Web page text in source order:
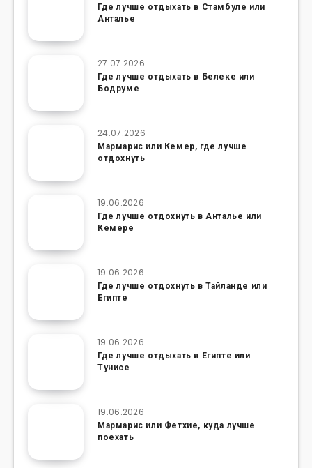
Где лучше отдыхать в Стамбуле или
Анталье
27.07.2026
Где лучше отдыхать в Белеке или
Бодруме
24.07.2026
Мармарис или Кемер, где лучше
отдохнуть
19.06.2026
Где лучше отдохнуть в Анталье или
Кемере
19.06.2026
Где лучше отдохнуть в Тайланде или
Египте
19.06.2026
Где лучше отдыхать в Египте или
Тунисе
19.06.2026
Мармарис или Фетхие, куда лучше
поехать